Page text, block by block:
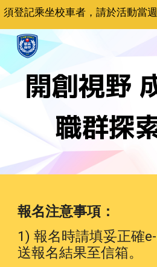
開創視野
職群探
報名注意事項：
1) 報名時請填妥正確
送報名結果至信箱。